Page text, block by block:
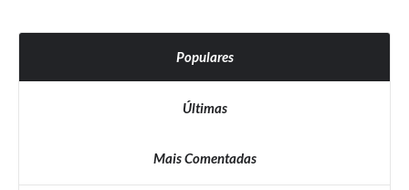
Populares
Últimas
Mais Comentadas